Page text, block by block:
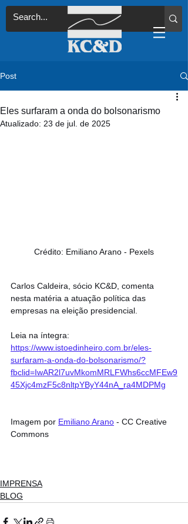
Post
Eles surfaram a onda do bolsonarismo
Atualizado: 23 de jul. de 2025
Crédito: Emiliano Arano - Pexels
Carlos Caldeira, sócio KC&D, comenta
nesta matéria a atuação política das
empresas na eleição presidencial.
Leia na íntegra:
https://www.istoedinheiro.com.br/eles-
surfaram-a-onda-do-bolsonarismo/?
fbclid=IwAR2l7uvMkomMRLFWhs6ccMFEw9
45Xjc4mzF5c8nltpYByY44nA_ra4MDPMg
Imagem por Emiliano Arano - CC Creative
Commons
IMPRENSA
BLOG